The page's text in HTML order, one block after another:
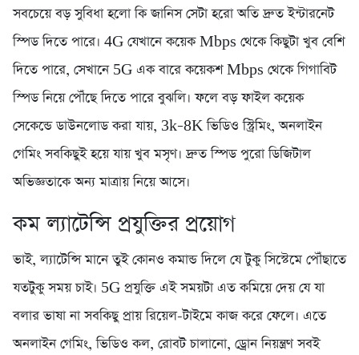
সবচেয়ে বড় সুবিধা হলো কি জানিস সেটা হরো অতি দ্রুত ইন্টারনেট
স্পিড দিতে পারে। 4G যেখানে কয়েক Mbps থেকে কিছুটা খুব বেশি
দিতে পারে, সেখানে 5G এক বারে কয়েকশ Mbps থেকে গিগাবিট
স্পিড নিয়ে পৌঁছে দিতে পারে বুঝলি। ফলে বড় ফাইল কয়েক
সেকেন্ডে ডাউনলোড করা যায়, 3k–8K ভিডিও স্ট্রিমিং, অনলাইন
গেমিং সবকিছুই হয়ে যায় খুব মসৃণ। দ্রুত স্পিড পুরো ডিজিটাল
অভিজ্ঞতাকে অন্য মাত্রায় নিয়ে আসে।
কম ল্যাটেন্সি প্রযুক্তির প্রয়োগ
ভাই, ল্যাটেন্সি মানে তুই কোনও কমান্ড দিলে যে টুকু সিস্টেমে পৌঁছাতে
যতটুকু সময় চাই। 5G প্রযুক্তি এই সময়টা এত কমিয়ে দেয় যে যা
বলার ভাষা না সবকিছু প্রায় রিয়েল-টাইমে কাজ করে ফেলে। এতে
অনলাইন গেমিং, ভিডিও কল, রোবট চালানো, ড্রোন নিয়ন্ত্রণ সবই